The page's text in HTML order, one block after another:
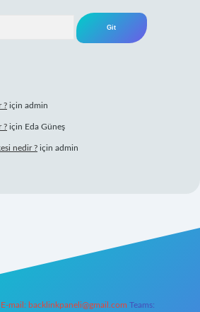
? için admin
? için Eda Güneş
nedir ? için admin
E-mail: backlinkpaneli@gmail.com Teams: